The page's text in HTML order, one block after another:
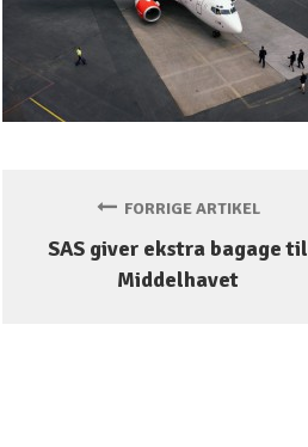
FORRIGE ARTIKEL
SAS giver ekstra bagage til
Middelhavet